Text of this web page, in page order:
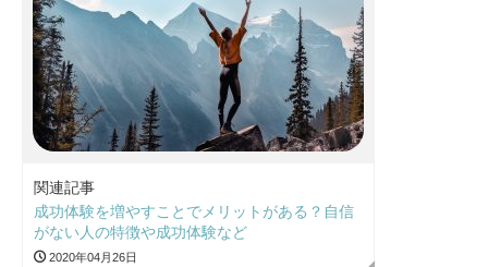
関連記事
成功体験を増やすことでメリットがある？自信
がない人の特徴や成功体験など
2020年04月26日